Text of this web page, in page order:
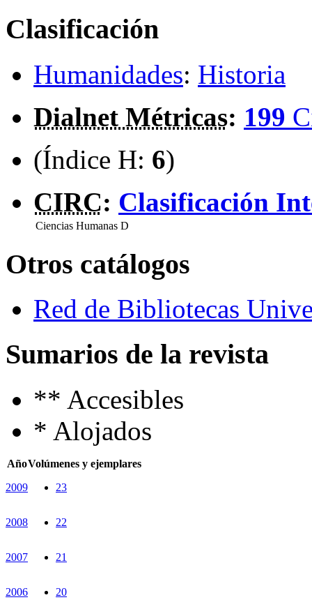
Clasificación
Humanidades: Historia
Dialnet Métricas: 199
(Índice H: 6)
CIRC: Clasificación
Ciencias Humanas D
Otros catálogos
Red de Bibliotecas
Sumarios de la revista
** Accesibles
* Alojados
AñoVolúmenes y ejemplares
2009
23
2008 22
2007 21
2006 20